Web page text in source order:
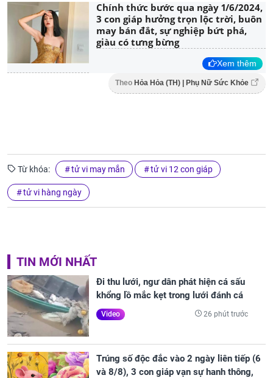
Chính thức bước qua ngày 1/6/2024,
3 con giáp hưởng trọn lộc trời, buôn
may bán đắt, sự nghiệp bứt phá,
giàu có tưng bừng
Xem thêm
Theo Hỏa Hỏa (TH) | Phụ Nữ Sức Khỏe
Từ khóa: tử vi may mắn tử vi 12 con giáp
tử vi hàng ngày
TIN MỚI NHẤT
Đi thu lưới, ngư dân phát hiện cá sấu
khổng lồ mắc kẹt trong lưới đánh cá
Video 26 phút trước
Trúng số độc đắc vào 2 ngày liên tiếp (6
và 8/8), 3 con giáp vạn sự hanh thông,